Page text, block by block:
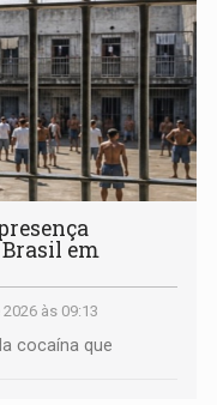
em
às 09:13
cocaína que